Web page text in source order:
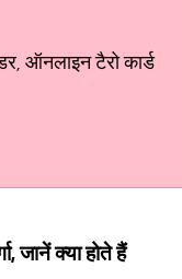
ऑनलाइन टैरो कार्ड
जानें क्या होते हैं